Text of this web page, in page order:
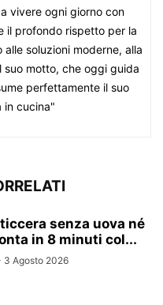
vivere ogni giorno con
il profondo rispetto per la
soluzioni moderne, alla
suo motto, che oggi guida
perfettamente il suo
in cucina"
senza uova né
in 8 minuti col...
3 Agosto 2026